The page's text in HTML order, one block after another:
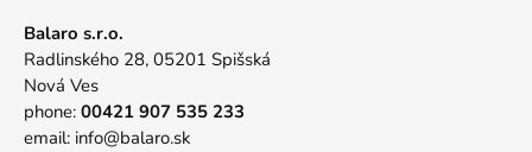
Balaro s.r.o.
Radlinského 28, 05201 Spišská
Nová Ves
phone: 00421 907 535 233
email: info@balaro.sk